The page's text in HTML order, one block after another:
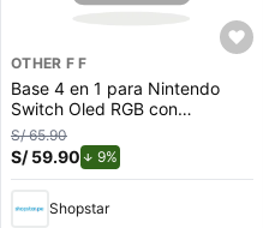
OTHER F F
Base 4 en 1 para Nintendo
Switch Oled RGB con
Cargador de Joycons, Mando,
Portajuegos
S/ 65.90
S/ 59.90 9%
Shopstar